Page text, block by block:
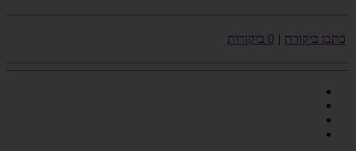
כתבו ביקורת | 0 ביקורות